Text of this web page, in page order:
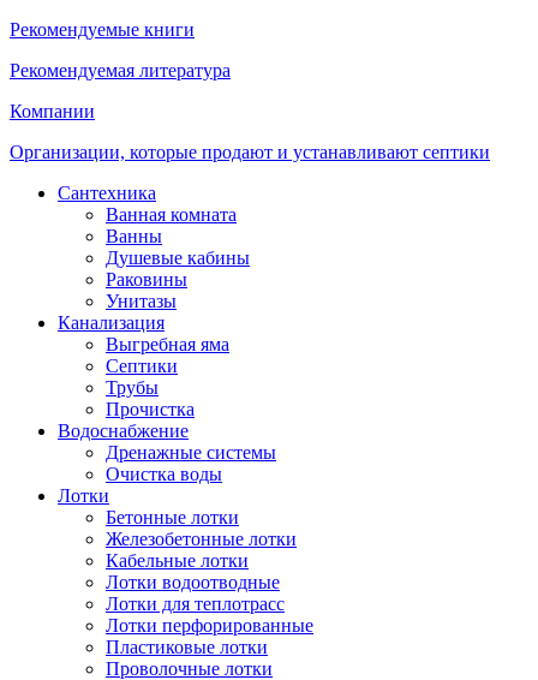
Рекомендуемые книги
Рекомендуемая литература
Компании
Организации, которые продают и устанавливают септики
Сантехника
Ванная комната
Ванны
Душевые кабины
Раковины
Унитазы
Канализация
Выгребная яма
Септики
Трубы
Прочистка
Водоснабжение
Дренажные системы
Очистка воды
Лотки
Бетонные лотки
Железобетонные лотки
Кабельные лотки
Лотки водоотводные
Лотки для теплотрасс
Лотки перфорированные
Пластиковые лотки
Проволочные лотки